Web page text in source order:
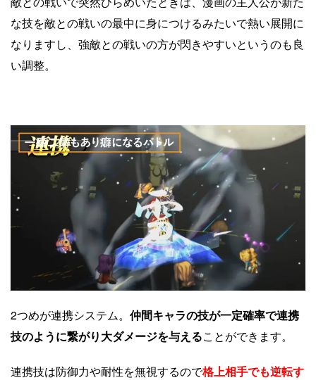
な技を敵との戦いの最中に身につけるみたいで熱い展開に
なりますし、強敵との戦いの方が閃きやすいというのも良
い調整。
2つめが連携システム。 仲間キャラの技が一定確率で連携
技のように繋がり大ダメージを与えることができます。
連携技は防御力や耐性を無視するので格上相手でも逆転す